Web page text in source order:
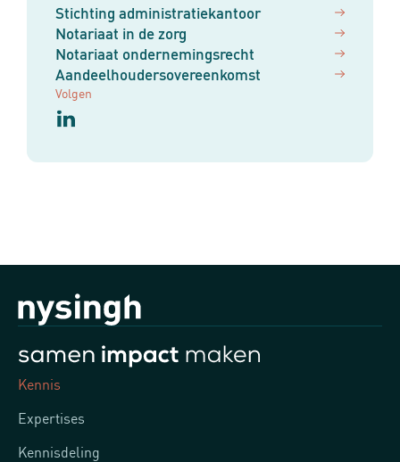
Stichting administratiekantoor
Notariaat in de zorg
Notariaat ondernemingsrecht
Aandeelhoudersovereenkomst
Volgen
Kennis
Expertises
Kennisdeling